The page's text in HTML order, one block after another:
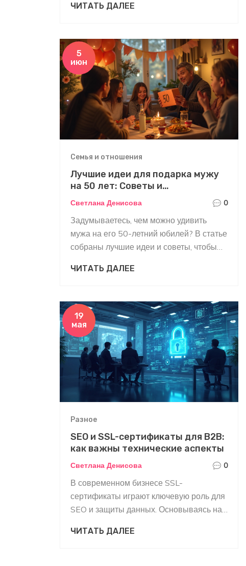
такой важный момент. В этой статье мы
которые могут помочь выразить
благодарность и любовь.
ЧИТАТЬ ДАЛЕЕ
5
июн
Семья и отношения
Лучшие идеи для подарка мужу
на 50 лет: Советы и
рекомендации
Светлана Денисова 0
Задумываетесь, чем можно удивить
мужа на его 50-летний юбилей? В статье
собраны лучшие идеи и советы, чтобы
подарок. Узнайте, как создать
радость любимому человеку.
ЧИТАТЬ ДАЛЕЕ
19
мая
Разное
SEO и SSL-сертификаты для B2B:
как важны технические аспекты
Светлана Денисова 0
В современном бизнесе SSL-
сертификаты играют ключевую роль для
SEO и защиты данных. Основываясь на
сайтов могут значительно улучшить свои
ЧИТАТЬ ДАЛЕЕ